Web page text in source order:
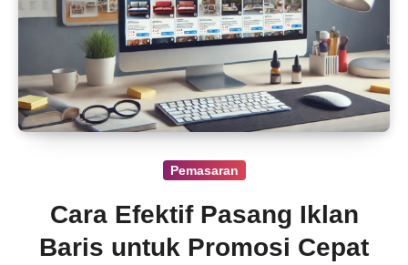
Pemasaran
Cara Efektif Pasang Iklan
Baris untuk Promosi Cepat